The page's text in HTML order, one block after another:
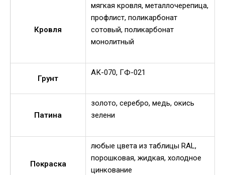
Кровля
мягкая кровля, металлочерепица,
профлист, поликарбонат
сотовый, поликарбонат
монолитный
Грунт
АК-070, ГФ-021
Патина
золото, серебро, медь, окись
зелени
Покраска
любые цвета из таблицы RAL,
порошковая, жидкая, холодное
цинкование